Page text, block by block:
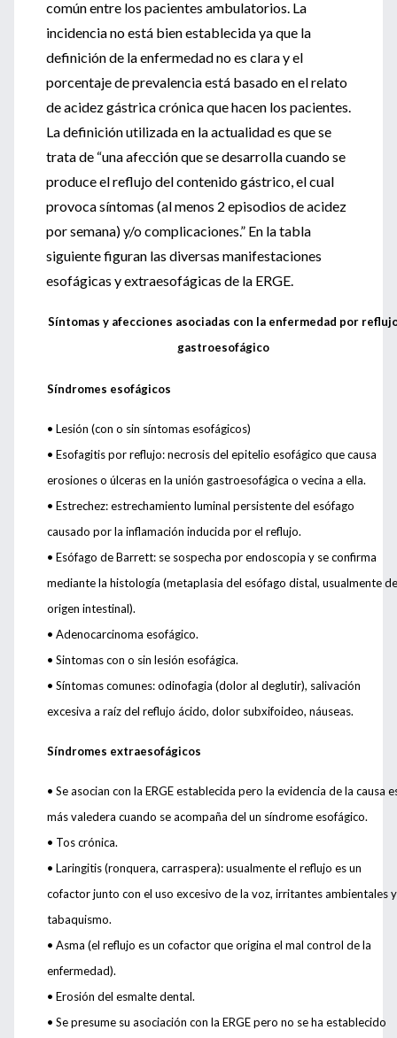
común entre los pacientes ambulatorios. La
incidencia no está bien establecida ya que la
definición de la enfermedad no es clara y el
porcentaje de prevalencia está basado en el relato
de acidez gástrica crónica que hacen los pacientes.
La definición utilizada en la actualidad es que se
trata de “una afección que se desarrolla cuando se
produce el reflujo del contenido gástrico, el cual
provoca síntomas (al menos 2 episodios de acidez
por semana) y/o complicaciones.” En la tabla
siguiente figuran las diversas manifestaciones
esofágicas y extraesofágicas de la ERGE.
Síntomas y afecciones asociadas con la enfermedad por
gastroesofágico
Síndromes esofágicos
• Lesión (con o sin síntomas esofágicos)
• Esofagitis por reflujo: necrosis del epitelio esofágico que causa
erosiones o úlceras en la unión gastroesofágica o vecina a ella.
• Estrechez: estrechamiento luminal persistente del esófago
causado por la inflamación inducida por el reflujo.
• Esófago de Barrett: se sospecha por endoscopia y se confirma
mediante la histología (metaplasia del esófago distal, usualmente de
origen intestinal).
• Adenocarcinoma esofágico.
• Sintomas con o sin lesión esofágica.
• Síntomas comunes: odinofagia (dolor al deglutir), salivación
excesiva a raíz del reflujo ácido, dolor subxifoideo, náuseas.
Síndromes extraesofágicos
• Se asocian con la ERGE establecida pero la evidencia de la causa
más valedera cuando se acompaña del un síndrome esofágico.
• Tos crónica.
• Laringitis (ronquera, carraspera): usualmente el reflujo es un
cofactor junto con el uso excesivo de la voz, irritantes ambientales y
tabaquismo.
• Asma (el reflujo es un cofactor que origina el mal control de la
enfermedad).
• Erosión del esmalte dental.
• Se presume su asociación con la ERGE pero no se ha establecido